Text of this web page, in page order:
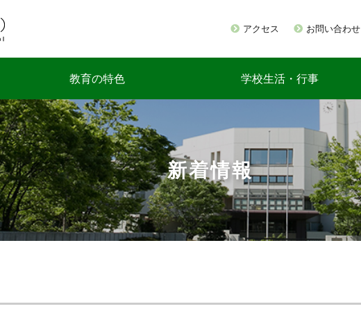
アクセス お問い合わせ
教育の特色 学校生活・行事
新着情報